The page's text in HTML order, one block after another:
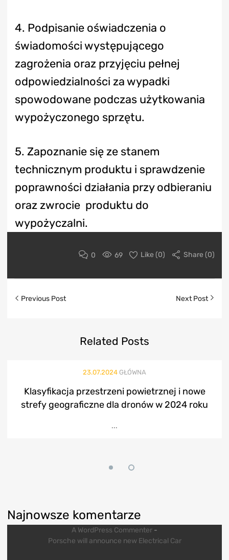
4. Podpisanie oświadczenia o
świadomości występującego
zagrożenia oraz przyjęciu pełnej
odpowiedzialności za wypadki
spowodowane podczas użytkowania
wypożyczonego sprzętu.
5. Zapoznanie się ze stanem
technicznym produktu i sprawdzenie
poprawności działania przy odbieraniu
oraz zwrocie produktu do
wypożyczalni.
0 69 Like (0) Share (0)
Previous Post Next Post
Related Posts
23.07.2024 GŁÓWNA
Klasyfikacja przestrzeni powietrznej i nowe
strefy geograficzne dla dronów w 2024 roku
...
Najnowsze komentarze
A WordPress Commenter -
Porsche will announce new Electrical Car